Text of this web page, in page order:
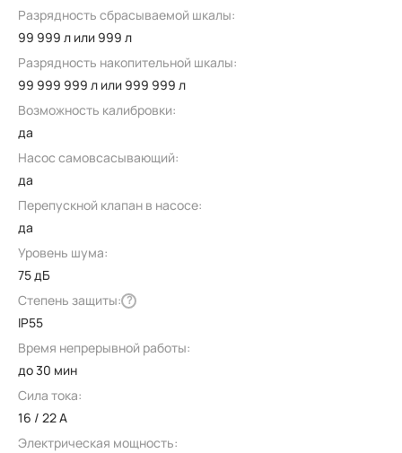
Разрядность сбрасываемой шкалы:
99 999 л или 999 л
Разрядность накопительной шкалы:
99 999 999 л или 999 999 л
Возможность калибровки:
да
Насос самовсасывающий:
да
Перепускной клапан в насосе:
да
Уровень шума:
75 дБ
Степень защиты: ?
IP55
Время непрерывной работы:
до 30 мин
Сила тока:
16 / 22 А
Электрическая мощность: